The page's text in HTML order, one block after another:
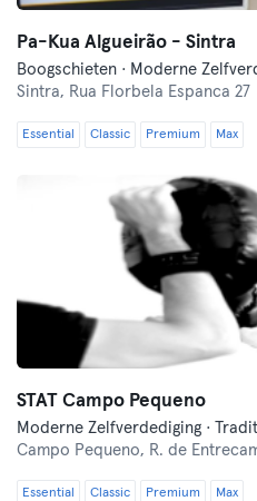
Pa-Kua Algueirão - Sintra
Sintra, Rua Florbela Espanca 27
Essential Classic Premium Max
STAT Campo Pequeno
Campo Pequeno, R. de
Essential Classic Premium Max